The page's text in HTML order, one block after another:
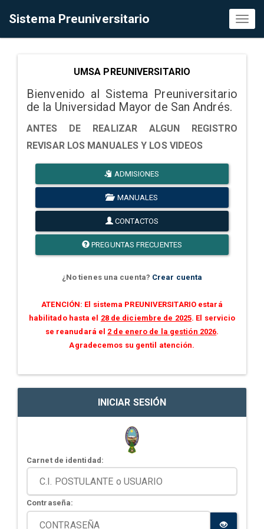
Sistema Preuniversitario
UMSA PREUNIVERSITARIO
Bienvenido al Sistema Preuniversitario
de la Universidad Mayor de San Andrés.
ANTES DE REALIZAR ALGUN REGISTRO
REVISAR LOS MANUALES Y LOS VIDEOS
ADMISIONES
MANUALES
CONTACTOS
PREGUNTAS FRECUENTES
¿No tienes una cuenta? Crear cuenta
ATENCIÓN: El sistema PREUNIVERSITARIO estará
habilitado hasta el 28 de diciembre de 2025. El servicio
se reanudará el 2 de enero de la gestión 2026.
Agradecemos su gentil atención.
INICIAR SESIÓN
Carnet de identidad:
Contraseña: